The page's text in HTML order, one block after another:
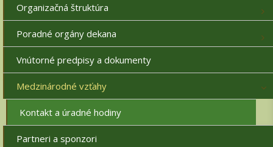
Organizačná štruktúra
Poradné orgány dekana
Vnútorné predpisy a dokumenty
Medzinárodné vzťahy
Kontakt a úradné hodiny
Partneri a sponzori